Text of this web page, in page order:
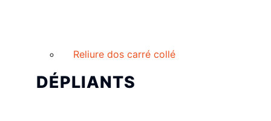
Reliure dos carré collé
DÉPLIANTS